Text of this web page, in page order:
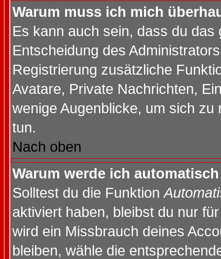
Warum muss ich mich
Es kann auch sein, dass du
Entscheidung des
Registrierung zusätzliche
Avatare, Private Nachrichten,
wenige Augenblicke, um sich
tun.
Nach oben
Warum werde ich
Solltest du die Funktion
aktiviert haben, bleibst du nur
wird ein Missbrauch deines
bleiben, wähle die